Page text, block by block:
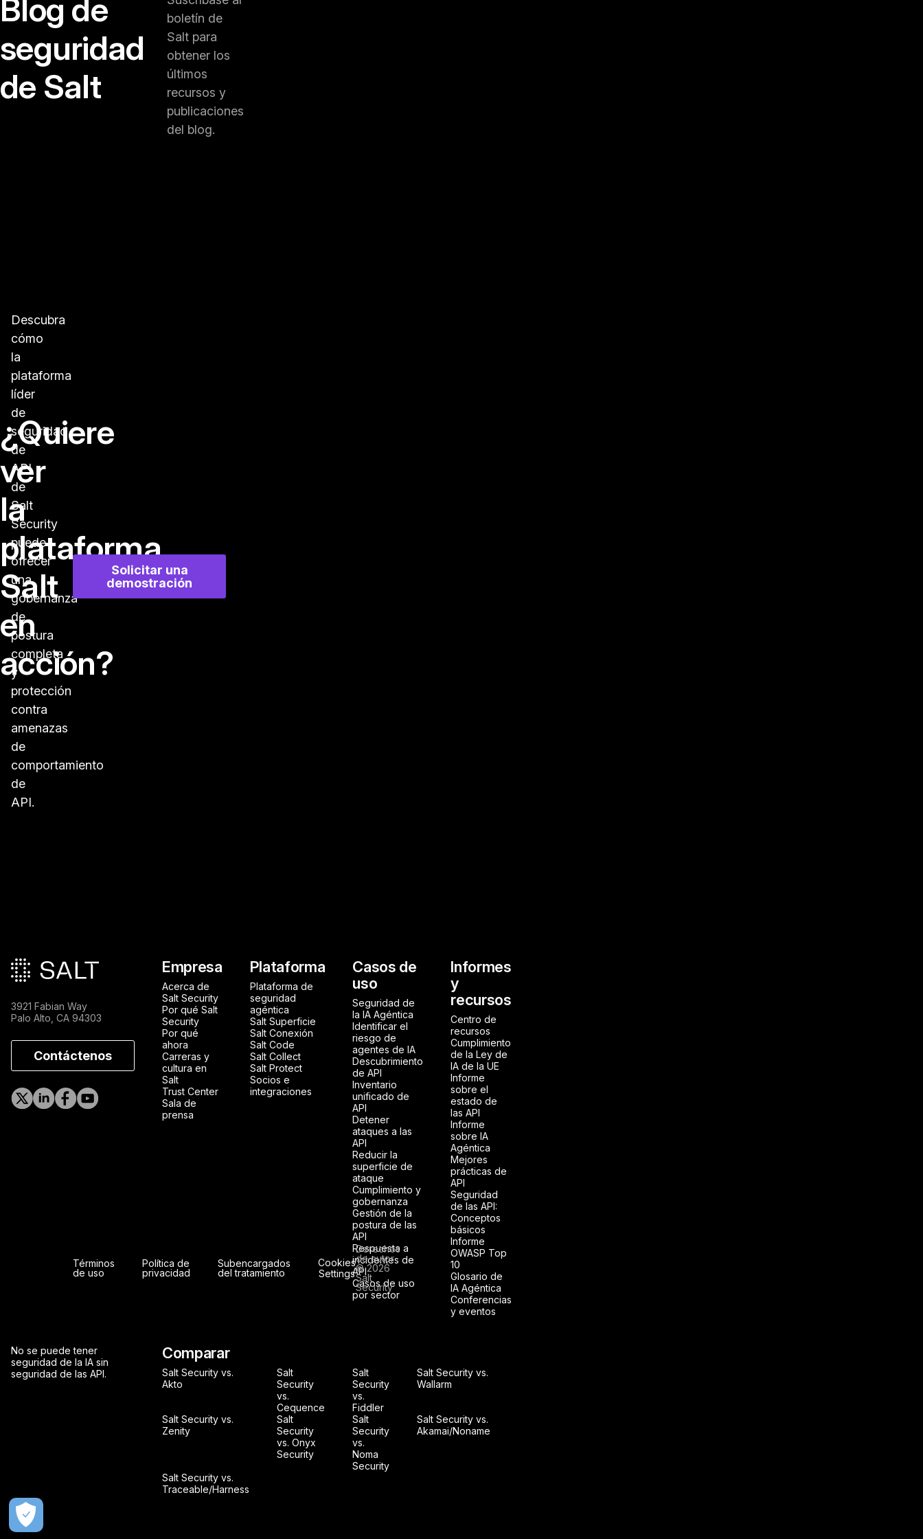
Blog de
seguridad
de Salt
boletín de
Salt para
obtener los
últimos
recursos y
publicaciones
del blog.
¿Quiere
ver
la
plataforma
Salt
en
acción?
Descubra
cómo
la
plataforma
líder
de
seguridad
de
API
de
Salt
Security
puede
ofrecer
una
gobernanza
de
postura
completa
y
protección
contra
amenazas
de
comportamiento
de
API.
Solicitar una
demostración
Pie de página principal
3921 Fabian Way
Palo Alto, CA 94303
Contáctenos
Empresa
Acerca de
Salt Security
Por qué Salt
Security
Por qué
ahora
Carreras y
cultura en
Salt
Trust Center
Sala de
prensa
Plataforma
Plataforma de
seguridad
agéntica
Salt Superficie
Salt Conexión
Salt Code
Salt Collect
Salt Protect
Socios e
integraciones
Casos de
uso
Seguridad de
la IA Agéntica
Identificar el
riesgo de
agentes de IA
Descubrimiento
de API
Inventario
unificado de
API
Detener
ataques a las
API
Reducir la
superficie de
ataque
Cumplimiento y
gobernanza
Gestión de la
postura de las
API
Respuesta a
incidentes de
API
Casos de uso
por sector
Informes
y
recursos
Centro de
recursos
Cumplimiento
de la Ley de
IA de la UE
Informe
sobre el
estado de
las API
Informe
sobre IA
Agéntica
Mejores
prácticas de
API
Seguridad
de las API:
Conceptos
básicos
Informe
OWASP Top
10
Glosario de
IA Agéntica
Conferencias
y eventos
No se puede tener
seguridad de la IA sin
seguridad de las API.
Comparar
Salt Security vs.
Akto
Salt
Security
vs.
Cequence
Salt
Security
vs.
Fiddler
Salt Security vs.
Wallarm
Salt Security vs.
Zenity
Salt
Security
vs. Onyx
Security
Salt
Security
vs.
Noma
Security
Salt Security vs.
Akamai/Noname
Salt Security vs.
Traceable/Harness
Términos
de uso
Política de
privacidad
Subencargados
del tratamiento
Cookies
Settings
Derechos
de autor
© 2026
Salt
Security